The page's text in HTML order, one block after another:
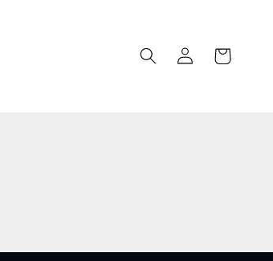
Logg
inn
Handlekurv